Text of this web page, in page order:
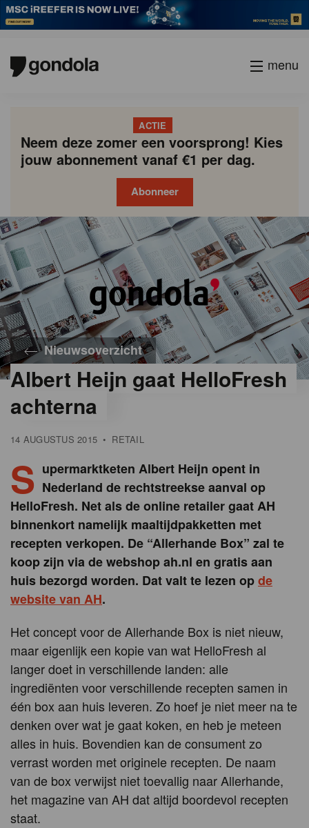
menu
ACTIE
Neem deze zomer een voorsprong! Kies
jouw abonnement vanaf €1 per dag.
Abonneer
Nieuwsoverzicht
Albert Heijn gaat HelloFresh
achterna
14 AUGUSTUS 2015 • RETAIL
S upermarktketen Albert Heijn opent in
Nederland de rechtstreekse aanval op
HelloFresh. Net als de online retailer gaat AH
binnenkort namelijk maaltijdpakketten met
recepten verkopen. De “Allerhande Box” zal te
koop zijn via de webshop ah.nl en gratis aan
huis bezorgd worden. Dat valt te lezen opde
website van AH.
Het concept voor de Allerhande Box is niet nieuw,
maar eigenlijk een kopie van wat HelloFresh al
langer doet in verschillende landen: alle
ingrediënten voor verschillende recepten samen in
één box aan huis leveren. Zo hoef je niet meer na te
denken over wat je gaat koken, en heb je meteen
alles in huis. Bovendien kan de consument zo
verrast worden met originele recepten. De naam
van de box verwijst niet toevallig naar Allerhande,
het magazine van AH dat altijd boordevol recepten
staat.
Gondola
academy
Gondola
society